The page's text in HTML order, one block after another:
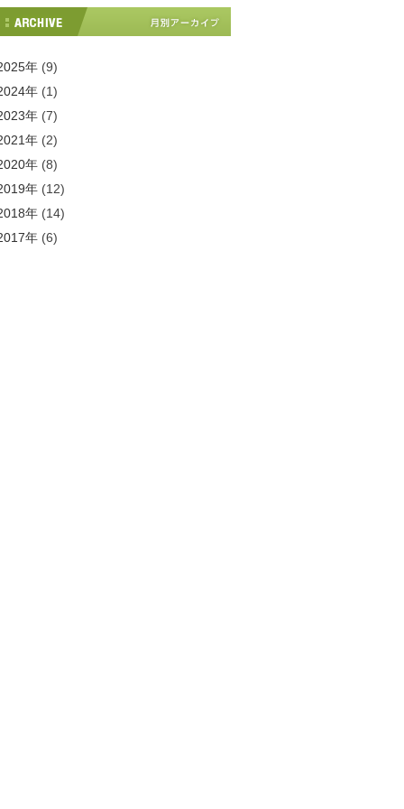
年 (9)
年 (1)
年 (7)
年 (2)
年 (8)
年 (12)
年 (14)
年 (6)